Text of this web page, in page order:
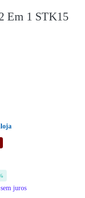
Em 1 STK15
juros